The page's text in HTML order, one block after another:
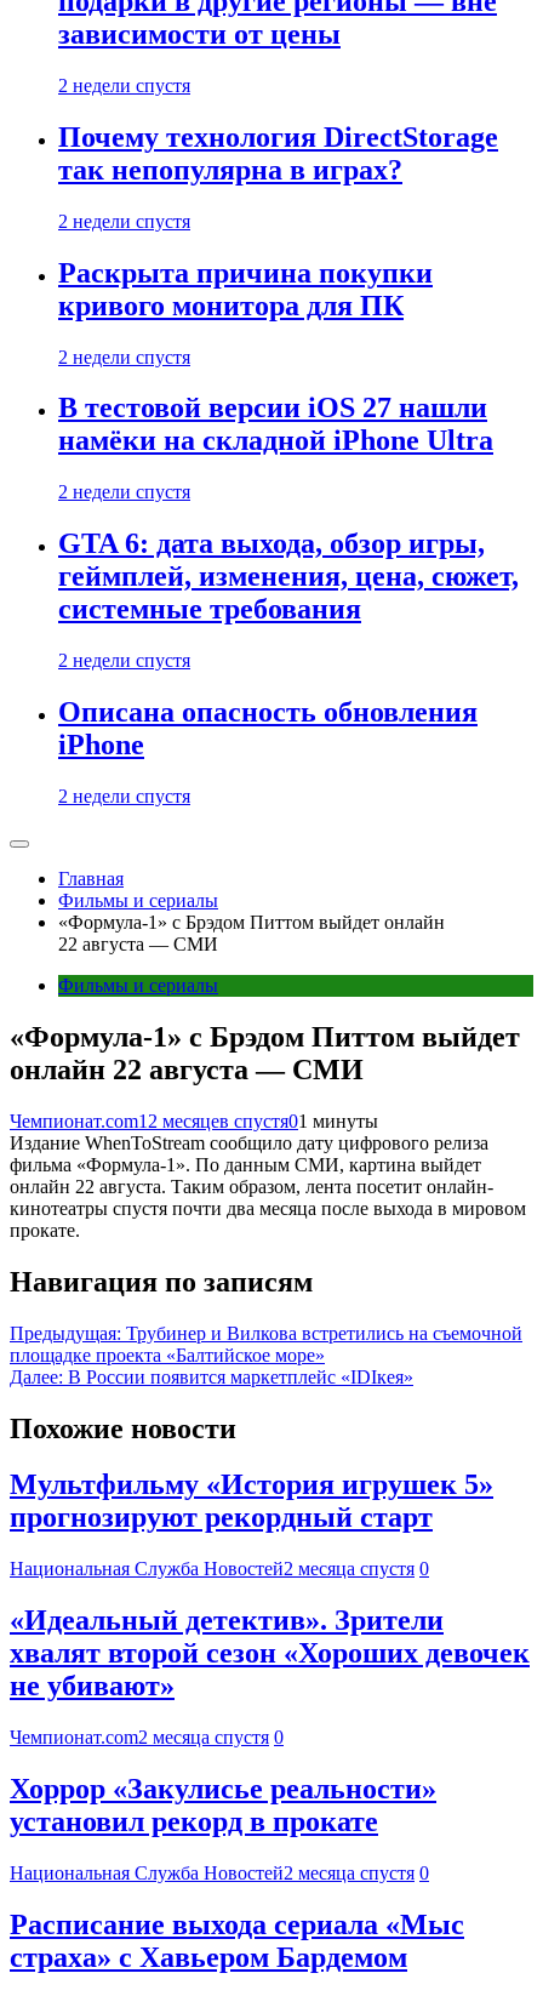
зависимости от цены
2 недели спустя
Почему технология DirectStorage
так непопулярна в играх?
2 недели спустя
Раскрыта причина покупки
кривого монитора для ПК
2 недели спустя
В тестовой версии iOS 27 нашли
намёки на складной iPhone Ultra
2 недели спустя
GTA 6: дата выхода, обзор игры,
геймплей, изменения, цена, сюжет,
системные требования
2 недели спустя
Описана опасность обновления
iPhone
2 недели спустя
Главная
Фильмы и сериалы
«Формула-1» с Брэдом Питтом выйдет онлайн
22 августа — СМИ
Фильмы и сериалы
«Формула-1» с Брэдом Питтом выйдет
онлайн 22 августа — СМИ
Чемпионат.com12 месяцев спустя01 минуты
Издание WhenToStream сообщило дату цифрового релиза
фильма «Формула-1». По данным СМИ, картина выйдет
онлайн 22 августа. Таким образом, лента посетит онлайн-
кинотеатры спустя почти два месяца после выхода в мировом
прокате.
Навигация по записям
Предыдущая: Трубинер и Вилкова встретились на съемочной
площадке проекта «Балтийское море»
Далее: В России появится маркетплейс «IDIкея»
Похожие новости
Мультфильму «История игрушек 5»
прогнозируют рекордный старт
Национальная Служба Новостей2 месяца спустя 0
«Идеальный детектив». Зрители
хвалят второй сезон «Хороших девочек
не убивают»
Чемпионат.com2 месяца спустя 0
Хоррор «Закулисье реальности»
установил рекорд в прокате
Национальная Служба Новостей2 месяца спустя 0
Расписание выхода сериала «Мыс
страха» с Хавьером Бардемом